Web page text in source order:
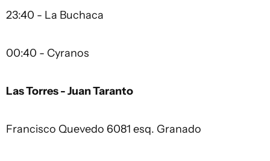
23:40 - La Buchaca
00:40 - Cyranos
Las Torres - Juan Taranto
Francisco Quevedo 6081 esq. Granado